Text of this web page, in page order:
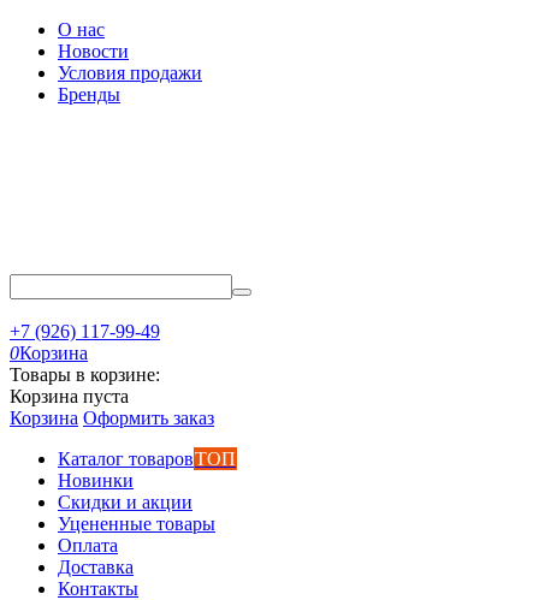
О нас
Новости
Условия продажи
Бренды
+7 (926) 117-99-49
0Корзина
Товары в корзине:
Корзина пуста
Корзина Оформить заказ
Каталог товаровТОП
Новинки
Скидки и акции
Уцененные товары
Оплата
Доставка
Контакты